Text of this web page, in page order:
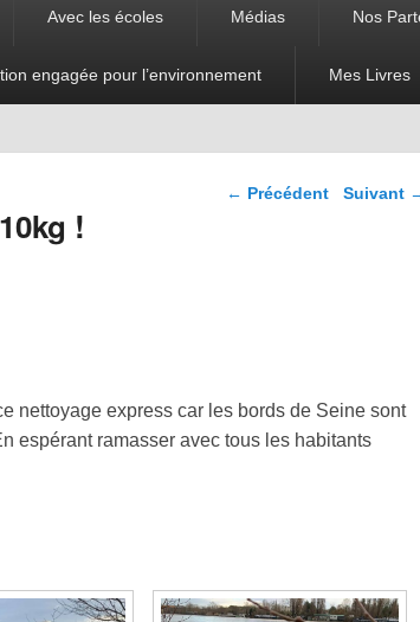
Avec les écoles Médias Nos
engagée pour l’environnement Mes Livres
Navigation dans les
← Précédent Suivant
!
nettoyage express car les bords de Seine sont
espérant ramasser avec tous les habitants